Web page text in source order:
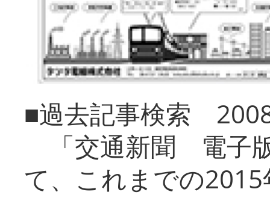
■過去記事検索
「交通新聞 電子
て、これまでの